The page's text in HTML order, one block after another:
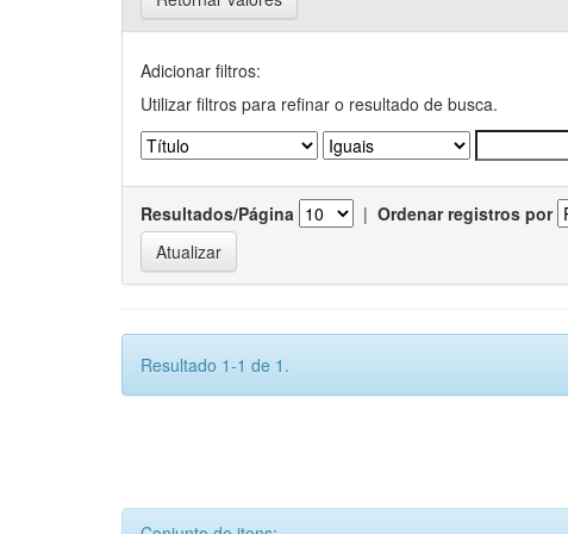
Adicionar filtros:
Utilizar filtros para refinar o resultado de busca.
Resultados/Página | Ordenar registros por
Resultado 1-1 de 1.